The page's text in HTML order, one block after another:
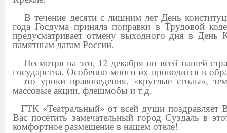
В течение десяти с лишним лет День
года Госдума приняла поправки в Трудовой
предусматривает отмену выходного дня в
памятным датам России.
Несмотря на это, 12 декабря по всей нашей
государства. Особенно много их проводится в
– это уроки правоведения, «круглые столы»,
массовые акции, флешмобы и т.д.
ГТК «Театральный» от всей души поздравляет
Вас посетить замечательный город Суздаль в
комфортное размещение в нашем отеле!